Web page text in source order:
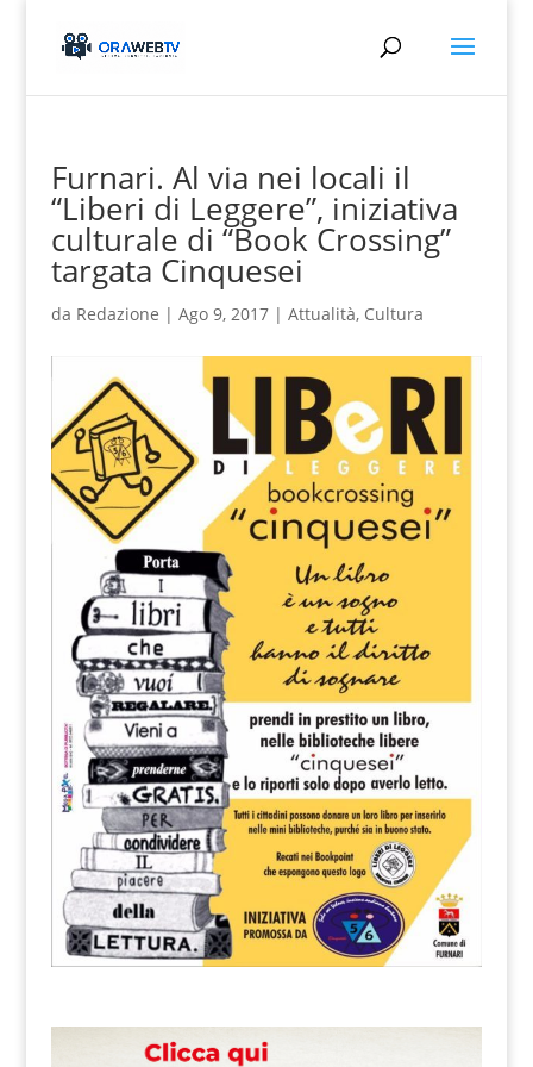
Furnari. Al via nei locali il
“Liberi di Leggere”, iniziativa
culturale di “Book Crossing”
targata Cinquesei
da Redazione | Ago 9, 2017| Attualità, Cultura